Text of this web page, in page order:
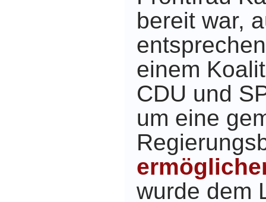
bereit war,
einem
CDU und
um eine
wurde dem